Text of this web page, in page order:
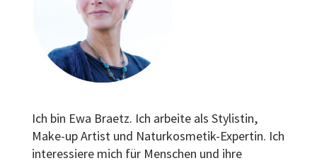
Ich bin Ewa Braetz. Ich arbeite als Stylistin,
Make-up Artist und Naturkosmetik-Expertin. Ich
interessiere mich für Menschen und ihre